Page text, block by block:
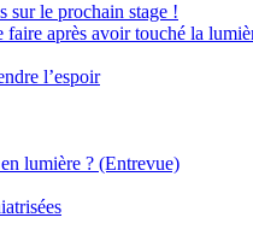
sur le prochain stage !
après avoir touché la
l’espoir
lumière ? (Entrevue)